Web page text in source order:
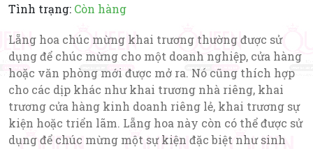
Tình trạng: Còn hàng
Lẵng hoa chúc mừng khai trương thường được sử
dụng để chúc mừng cho một doanh nghiệp, cửa hàng
hoặc văn phòng mới được mở ra. Nó cũng thích hợp
cho các dịp khác như khai trương nhà riêng, khai
trương cửa hàng kinh doanh riêng lẻ, khai trương sự
kiện hoặc triển lãm. Lẵng hoa này còn có thể được sử
dụng để chúc mừng một sự kiện đặc biệt như sinh